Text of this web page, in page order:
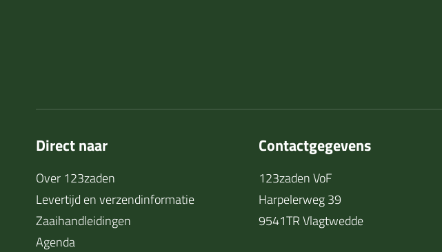
Direct naar
Over 123zaden
Levertijd en verzendinformatie
Zaaihandleidingen
Agenda
Contactgegevens
123zaden VoF
Harpelerweg 39
9541TR Vlagtwedde